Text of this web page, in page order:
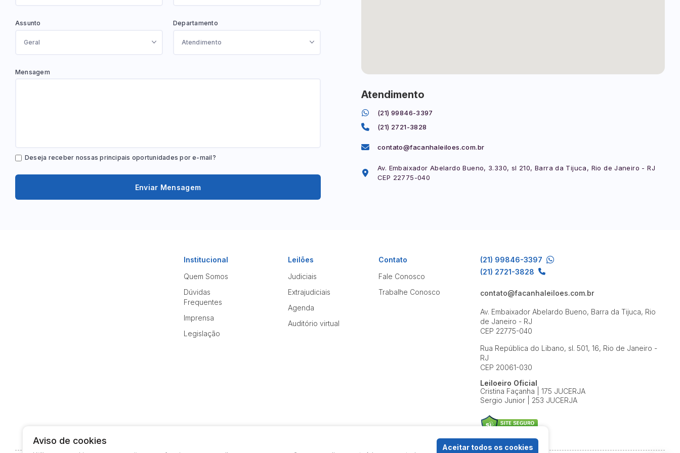
Atendimento
(21) 99846-3397
(21) 2721-3828
contato@facanhaleiloes.com.br
Av. Embaixador Abelardo Bueno, 3.330, sl 210, Barra da Tijuca, Rio de Janeiro - RJ
CEP 22775-040
Assunto Departamento
Mensagem
Deseja receber nossas principais oportunidades por e-mail?
Enviar Mensagem
Institucional
Quem Somos
Dúvidas
Frequentes
Imprensa
Legislação
Leilões
Judiciais
Extrajudiciais
Agenda
Auditório virtual
Contato
Fale Conosco
Trabalhe Conosco
(21) 99846-3397
(21) 2721-3828
contato@facanhaleiloes.com.br
Av. Embaixador Abelardo Bueno, Barra da Tijuca, Rio
de Janeiro - RJ
CEP 22775-040
Rua República do Libano, sl. 501, 16, Rio de Janeiro -
RJ
CEP 20061-030
Leiloeiro Oficial
Cristina Façanha | 175 JUCERJA
Sergio Junior | 253 JUCERJA
Aviso de cookies
Aceitar todos os cookies